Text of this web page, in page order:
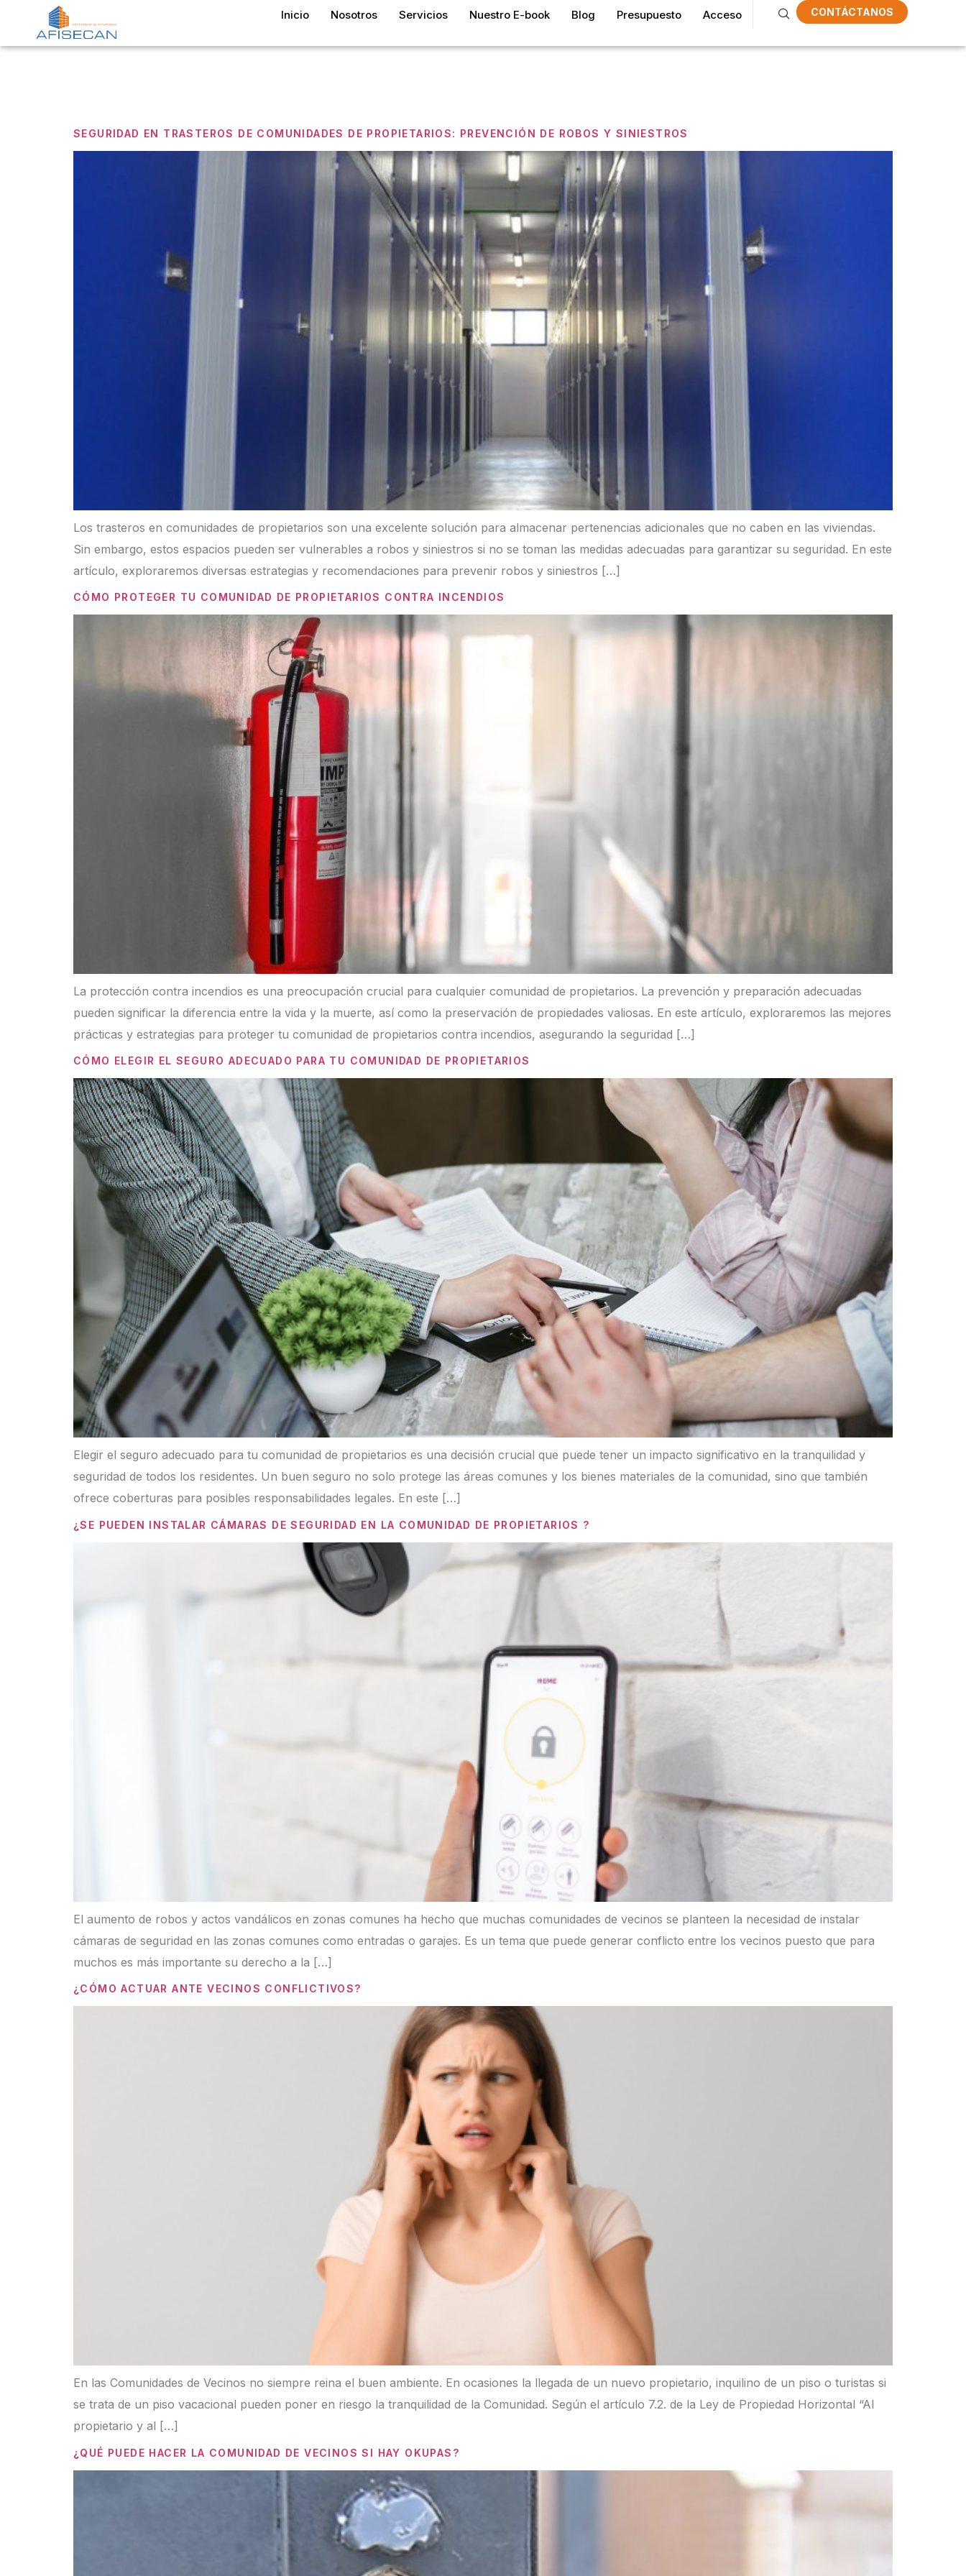
Inicio Nosotros Servicios Nuestro E-book Blog Presupuesto Acceso CONTÁCTANOS
SEGURIDAD EN TRASTEROS DE COMUNIDADES DE PROPIETARIOS: PREVENCIÓN DE ROBOS Y SINIESTROS
Los trasteros en comunidades de propietarios son una excelente solución para almacenar pertenencias adicionales que no caben en las viviendas.
Sin embargo, estos espacios pueden ser vulnerables a robos y siniestros si no se toman las medidas adecuadas para garantizar su seguridad. En este
artículo, exploraremos diversas estrategias y recomendaciones para prevenir robos y siniestros […]
CÓMO PROTEGER TU COMUNIDAD DE PROPIETARIOS CONTRA INCENDIOS
La protección contra incendios es una preocupación crucial para cualquier comunidad de propietarios. La prevención y preparación adecuadas
pueden significar la diferencia entre la vida y la muerte, así como la preservación de propiedades valiosas. En este artículo, exploraremos las mejores
prácticas y estrategias para proteger tu comunidad de propietarios contra incendios, asegurando la seguridad […]
CÓMO ELEGIR EL SEGURO ADECUADO PARA TU COMUNIDAD DE PROPIETARIOS
Elegir el seguro adecuado para tu comunidad de propietarios es una decisión crucial que puede tener un impacto significativo en la tranquilidad y
seguridad de todos los residentes. Un buen seguro no solo protege las áreas comunes y los bienes materiales de la comunidad, sino que también
ofrece coberturas para posibles responsabilidades legales. En este […]
¿SE PUEDEN INSTALAR CÁMARAS DE SEGURIDAD EN LA COMUNIDAD DE PROPIETARIOS ?
El aumento de robos y actos vandálicos en zonas comunes ha hecho que muchas comunidades de vecinos se planteen la necesidad de instalar
cámaras de seguridad en las zonas comunes como entradas o garajes. Es un tema que puede generar conflicto entre los vecinos puesto que para
muchos es más importante su derecho a la […]
¿CÓMO ACTUAR ANTE VECINOS CONFLICTIVOS?
En las Comunidades de Vecinos no siempre reina el buen ambiente. En ocasiones la llegada de un nuevo propietario, inquilino de un piso o turistas si
se trata de un piso vacacional pueden poner en riesgo la tranquilidad de la Comunidad. Según el artículo 7.2. de la Ley de Propiedad Horizontal “Al
propietario y al […]
¿QUÉ PUEDE HACER LA COMUNIDAD DE VECINOS SI HAY OKUPAS?